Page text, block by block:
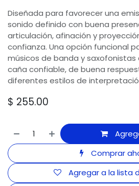
Diseñada para favorecer una
sonido definido con buena
articulación, afinación y
confianza. Una opción funcional
músicos de banda y saxofonistas
caña confiable, de buena
diferentes estilos de
$ 255.00
Comprar
Agregar a la lista